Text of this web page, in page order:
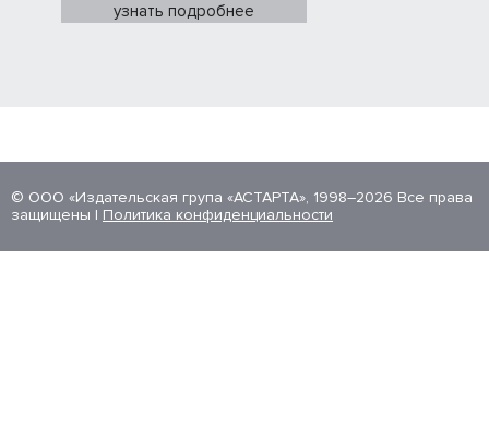
узнать подробнее
© ООО «Издательская група «АСТАРТА», 1998–2026 Все права
защищены | Политика конфиденциальности